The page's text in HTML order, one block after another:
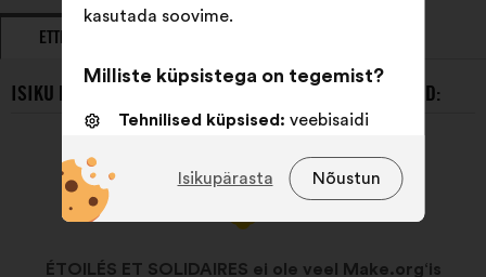
ETTEPANEKUD
ISIKU ÉTOILÉS ET SOLIDAIRES VIIMASED ETTEPANEKUD:
ÉTOILÉS ET SOLIDAIRES ei ole veel Make.org‘is
kasutada soovime.
Milliste küpsistega on tegemist?
Tehnilised küpsised: veebisaidi
Eelistusküpsised:küpsised
Statistikaküpsised:küpsised meie
Nõustun
Isikupärasta